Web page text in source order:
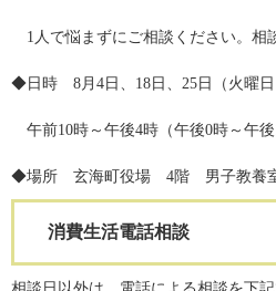
1人で悩まずにご相談ください。相
◆日時 8月4日、18日、25日（火曜
午前10時～午後4時（午後0時～午後
◆場所 玄海町役場 4階 男子教養
消費生活電話相談